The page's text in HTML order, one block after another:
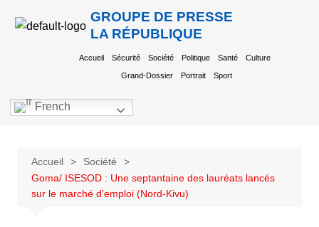
GROUPE DE PRESSE
LA RÉPUBLIQUE
Accueil Sécurité Société Politique Santé Culture
Grand-Dossier Portrait Sport
French
Accueil
Société
Goma/ ISESOD : Une septantaine des lauréats lancés
sur le marché d’emploi (Nord-Kivu)